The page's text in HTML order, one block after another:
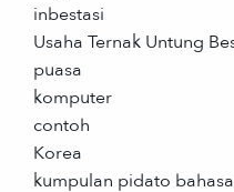
inbestasi
Usaha Ternak Untung
puasa
komputer
contoh
Korea
kumpulan pidato